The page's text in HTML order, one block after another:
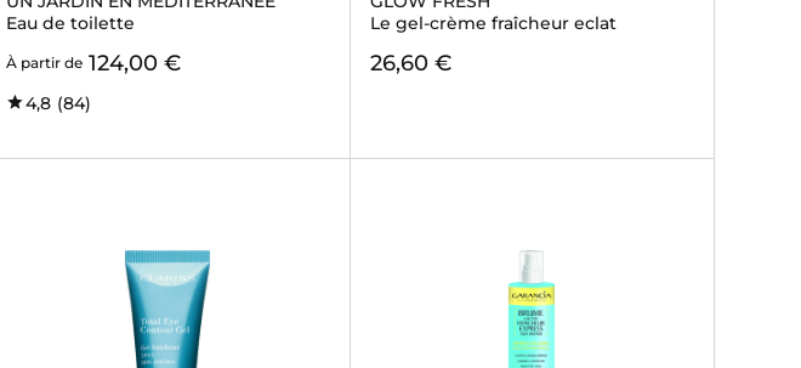
Eau de toilette
À partir de 124,00 €
4,8 (84)
Le gel-crème fraîcheur eclat
26,60 €